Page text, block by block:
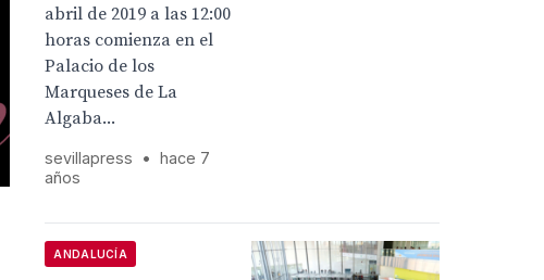
abril de 2019 a las 12:00
horas comienza en el
Palacio de los
Marqueses de La
Algaba...
sevillapress •
hace 7
años
ANDALUCÍA